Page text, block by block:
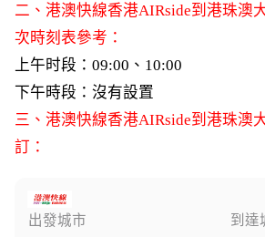
二、港澳快線香港AIRside到港珠澳
次時刻表參考：
上午时段：09:00、10:00
下午時段：沒有設置
三、港澳快線香港AIRside到港珠澳
訂：
出發城市 到達